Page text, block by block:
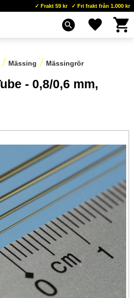
Frakt 59 kr Fri frakt från 1.000 kr
search Favoriter
Mässing Mässingrör
- 0,8/0,6 mm,